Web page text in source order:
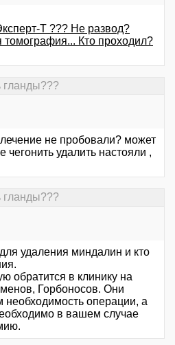
Т ??? Не развод?
томография... Кто проходил?
гланды???
не пробовали? может
чегонить удалить настояли ,
гланды???
удаления миндалин и кто
обратится в клинику на
Горбоносов. Они
необходимость операции, а
в вашем случае